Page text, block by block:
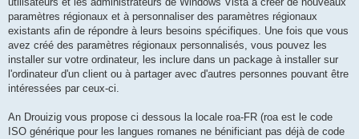
paramètres régionaux et à personnaliser des paramètres régionaux
existants afin de répondre à leurs besoins spécifiques. Une fois que vous
avez créé des paramètres régionaux personnalisés, vous pouvez les
installer sur votre ordinateur, les inclure dans un package à installer sur
l'ordinateur d'un client ou à partager avec d'autres personnes pouvant être
intéressées par ceux-ci.
An Drouizig vous propose ci dessous la locale roa-FR (roa est le code
ISO générique pour les langues romanes ne bénificiant pas déjà de code